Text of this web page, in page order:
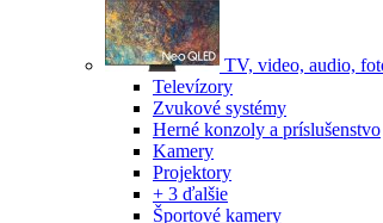
TV, video, audio,
Televízory
Zvukové systémy
Herné konzoly a príslušenstvo
Kamery
Projektory
+ 3 ďalšie
Športové kamery